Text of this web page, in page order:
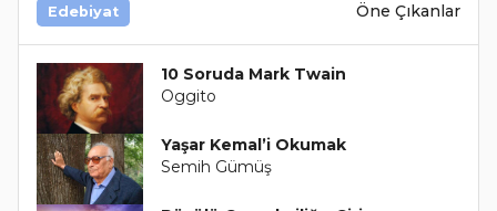
Edebiyat Öne Çıkanlar
10 Soruda Mark Twain
Oggito
Yaşar Kemal’i Okumak
Semih Gümüş